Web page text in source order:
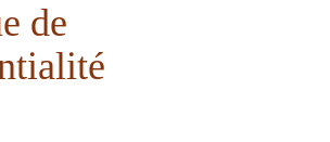
e de
tialité